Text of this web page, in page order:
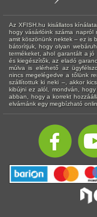
Az XFISH.hu kisállatos
hogy vásárlóink száma napról
amit köszönünk nektek – ez is
bátorítjuk, hogy olyan
termékeket, ahol garantált a
és kiegészítők, az eladó
múlva is elérhető az
nincs megelégedve a tőlünk
szállítottuk ki neki –, akkor
kibújni ez alól, mondván,
abban, hogy a korrekt
elvárnánk egy megbízható